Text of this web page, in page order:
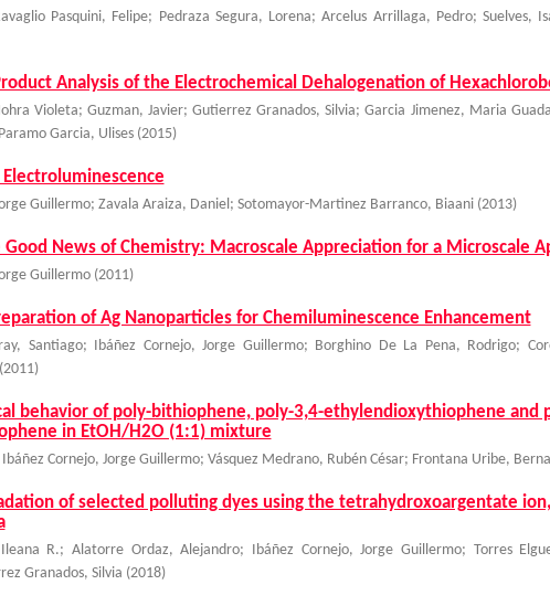
Pasquini, Felipe; Pedraza Segura, Lorena;Arcelus Arrillaga, Pedro;Suelves,
Analysis of the Electrochemical Dehalogenation of
Violeta; Guzman, Javier;Gutierrez Granados, Silvia;Garcia Jimenez, Maria
Paramo Garcia, Ulises (2015)
Guillermo; Zavala Araiza, Daniel ; Sotomayor-Martinez Barranco, Biaani (2013)
Good News of Chemistry: Macroscale Appreciation for a Microscale
Guillermo (2011)
of Ag Nanoparticles for Chemiluminescence Enhancement
Santiago; Ibáñez Cornejo, Jorge Guillermo; Borghino De La Pena, Rodrigo;
(2011)
behavior of poly-bithiophene, poly-3,4-ethylendioxythiophene and
in EtOH/H2O (1:1) mixture
Ibáñez Cornejo, Jorge Guillermo; Vásquez Medrano, Rubén César; Frontana Uribe,
of selected polluting dyes using the tetrahydroxoargentate
R.;Alatorre Ordaz, Alejandro; Ibáñez Cornejo, Jorge Guillermo; Torres
Granados, Silvia (2018)